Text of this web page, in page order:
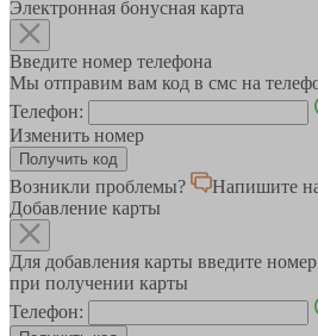
Электронная бонусная карта
Введите номер телефона
Мы отправим вам код в смс на
Телефон:
Изменить номер
Возникли проблемы?
Напишите
Добавление карты
Для добавления карты введите
при получении карты
Телефон: